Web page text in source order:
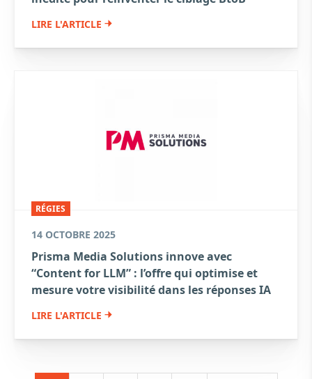
LIRE L'ARTICLE
RÉGIES
14 OCTOBRE 2025
Prisma Media Solutions innove avec
“Content for LLM” : l’oﬀre qui optimise et
mesure votre visibilité dans les réponses IA
LIRE L'ARTICLE